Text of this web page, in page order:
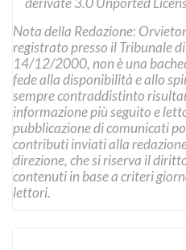
Nota della Redazione:
registrato presso il Tribunale
14/12/2000, non è una
fede alla disponibilità e allo
sempre contraddistinto
informazione più seguito e
pubblicazione di comunicati
contributi inviati alla
direzione, che si riserva il
contenuti in base a criteri
lettori.